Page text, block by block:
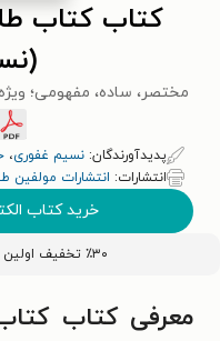
مختصر، ساده، مفهومی؛
پدیدآورندگان: نسیم غفوری،
انتشارات: انتشارات مولفین
خرید کتاب
٪۳۰ تخفیف اولین خرید کتاب با کد